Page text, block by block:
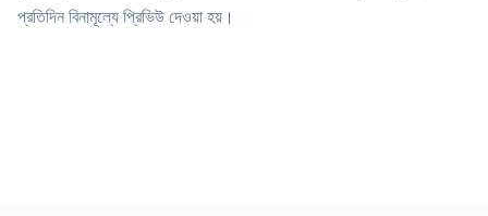
প্রতিদিন বিনামূল্যে প্রিভিউ দেওয়া হয়।